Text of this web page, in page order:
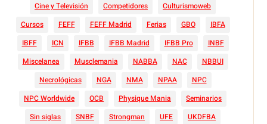
Cine y Televisión
Competidores
Culturismoweb
Cursos
FEFF FEFF Madrid Ferias GBO
IBFA
IBFF
ICN IFBB IFBB Madrid IFBB Pro
INBF
Miscelanea
Musclemania NABBA NAC
NBBUI
Necrológicas
NGA NMA NPAA
NPC
NPC Worldwide
OCB Physique Mania
Seminarios
Sin siglas
SNBF Strongman UFE
UKDFBA